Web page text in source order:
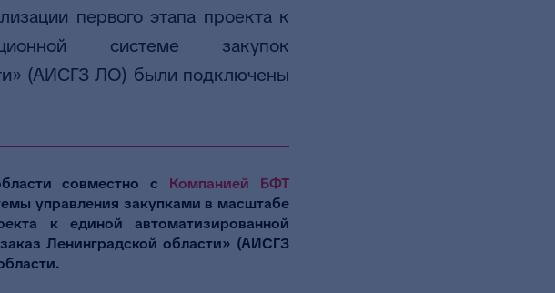
первого этапа проекта к
системе закупок
(АИСГЗ ЛО) были подключены
совместно с Компанией БФТ
управления закупками в масштабе
к единой автоматизированной
Ленинградской области» (АИСГЗ